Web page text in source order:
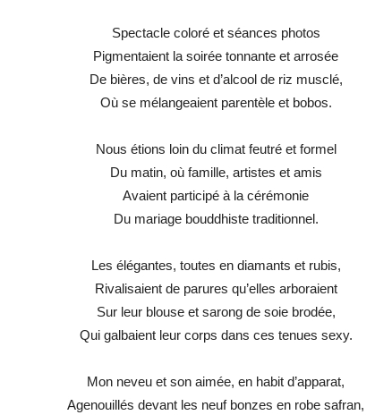
Spectacle coloré et séances photos
Pigmentaient la soirée tonnante et arrosée
De bières, de vins et d’alcool de riz musclé,
Où se mélangeaient parentèle et bobos.
Nous étions loin du climat feutré et formel
Du matin, où famille, artistes et amis
Avaient participé à la cérémonie
Du mariage bouddhiste traditionnel.
Les élégantes, toutes en diamants et rubis,
Rivalisaient de parures qu’elles arboraient
Sur leur blouse et sarong de soie brodée,
Qui galbaient leur corps dans ces tenues sexy.
Mon neveu et son aimée, en habit d’apparat,
Agenouillés devant les neuf bonzes en robe safran,